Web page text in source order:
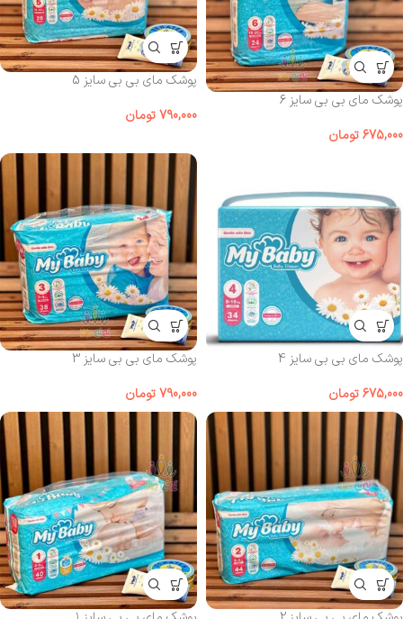
پوشک مای بی بی سایز 6
675,000تومان
پوشک مای بی بی سایز 5
790,000تومان
پوشک مای بی بی سایز 4
675,000تومان
پوشک مای بی بی سایز 3
790,000تومان